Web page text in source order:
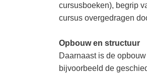
cursusboeken), begrip
cursus overgedragen
Opbouw en structuur
Daarnaast is de
bijvoorbeeld de